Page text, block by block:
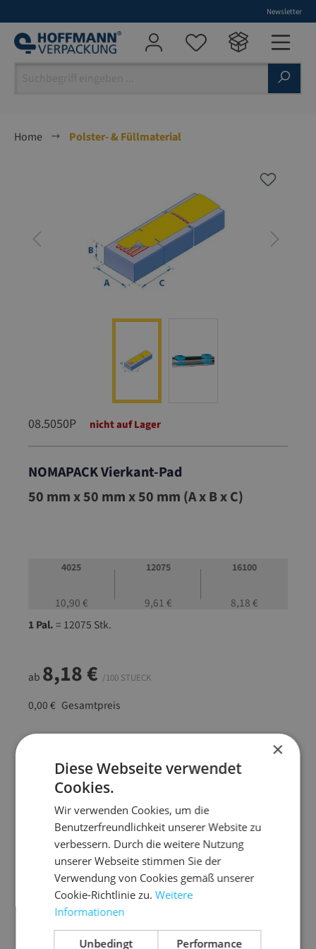
Newsletter
Home
Polster- & Füllmaterial
08.5050P nicht auf Lager
NOMAPACK Vierkant-Pad
08.5050P
50 mm x 50 mm x 50 mm (A x B x C)
4025
10,90 €
12075
9,61 €
16100
8,18 €
1 Pal.= 12075 Stk.
ab 8,18 € /100 STUECK
0,00 € Gesamtpreis
Artikel Anzahl: Gib den gewünschten Wert
Artikel anfragen
Artikelinformationen
Distanzpolster mit großer Auflagefläche
optimal als Zwischenlage geeignet
×
Diese Webseite verwendet
Cookies.
Wir verwenden Cookies, um die
Benutzerfreundlichkeit unserer Website zu
verbessern. Durch die weitere Nutzung
unserer Webseite stimmen Sie der
Verwendung von Cookies gemäß unserer
Cookie-Richtlinie zu.Weitere
Informationen
Unbedingt
Performance